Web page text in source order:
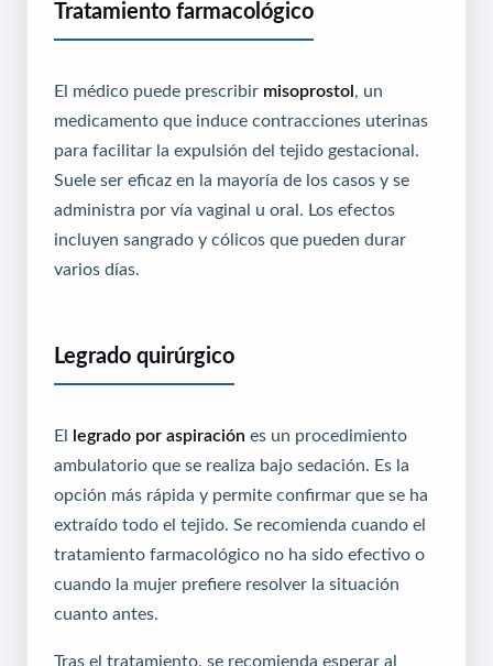
Tratamiento farmacológico
El médico puede prescribir misoprostol, un
medicamento que induce contracciones uterinas
para facilitar la expulsión del tejido gestacional.
Suele ser eficaz en la mayoría de los casos y se
administra por vía vaginal u oral. Los efectos
incluyen sangrado y cólicos que pueden durar
varios días.
Legrado quirúrgico
El legrado por aspiración es un procedimiento
ambulatorio que se realiza bajo sedación. Es la
opción más rápida y permite confirmar que se ha
extraído todo el tejido. Se recomienda cuando el
tratamiento farmacológico no ha sido efectivo o
cuando la mujer prefiere resolver la situación
cuanto antes.
Tras el tratamiento, se recomienda esperar al